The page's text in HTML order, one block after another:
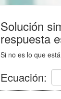
Solución
respuesta
Si no es lo que
Ecuación: